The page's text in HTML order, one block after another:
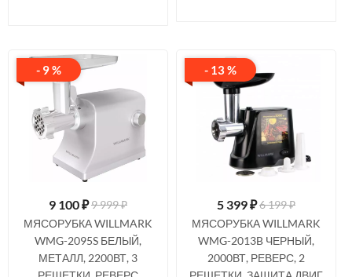
- 9 %
9 100₽9 999 ₽
МЯСОРУБКА WILLMARK
WMG-2095S БЕЛЫЙ,
МЕТАЛЛ, 2200ВТ, 3
- 13 %
5 399₽6 199 ₽
МЯСОРУБКА WILLMARK
WMG-2013B ЧЕРНЫЙ,
2000ВТ, РЕВЕРС, 2